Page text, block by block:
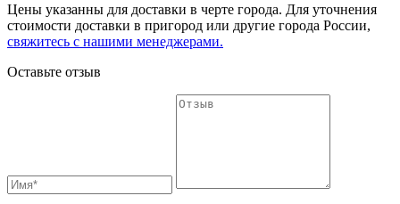
Цены указанны для доставки в черте города. Для уточнения
стоимости доставки в пригород или другие города России,
свяжитесь с нашими менеджерами.
Оставьте отзыв